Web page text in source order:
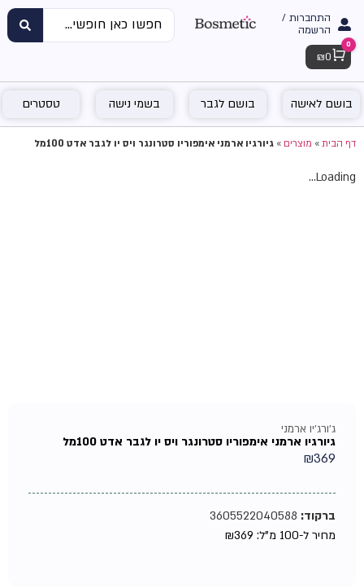
התחברות /
הרשמה
Cart
0
₪ 0
בושם לאישה בושם לגבר בשמי נישה טסטרים
דף הבית»מוצרים»גיורגיו ארמני אימפוריו סטרונגר ויס יו לגבר אדט 100מל
Loading...
ג'ורג'יו ארמני
גיורגיו ארמני אימפוריו סטרונגר ויס יו לגבר אדט 100מל
₪369
ברקוד:3605522040588
מחיר ל-100 מ"ל:
₪369